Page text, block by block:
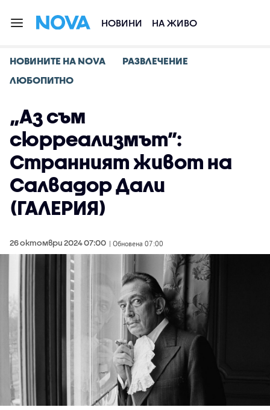
НОВИНИ НА ЖИВО
НОВИНИТЕ НА NOVA
РАЗВЛЕЧЕНИЕ
ЛЮБОПИТНО
„Аз съм
сюрреализмът”:
Странният живот на
Салвадор Дали
(ГАЛЕРИЯ)
26 октомври 2024 07:00 | Обновена 07:00